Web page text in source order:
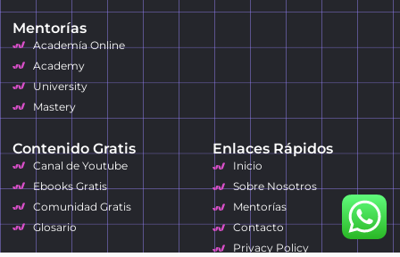
Mentorías
Academía Online
Academy
University
Mastery
Contenido Gratis
Canal de Youtube
Ebooks Gratis
Comunidad Gratis
Glosario
Enlaces Rápidos
Inicio
Sobre Nosotros
Mentorías
Contacto
Privacy Policy